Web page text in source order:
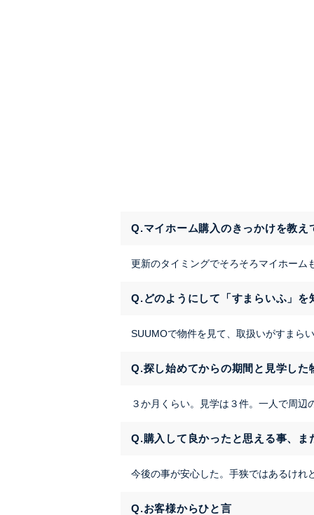
Q.マイホーム購入のきっかけを教え
更新のタイミングでそろそろマイホーム
Q.どのようにして「すまらいふ」を
SUUMOで物件を見て、取扱いがすまら
Q.探し始めてからの期間と見学した
３か月くらい。見学は３件。一人で周辺
Q.購入して良かったと思える事、
今後の事が安心した。手狭ではあるけれ
Q.お客様からひと言